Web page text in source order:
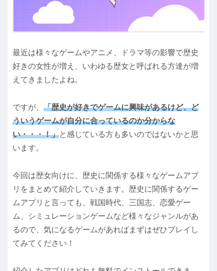
最近は様々なゲームやアニメ、ドラマ等の影響で歴史
好きの女性が増え、いわゆる歴女と呼ばれる方達が増
えてきましたよね。
ですが、 「歴史が好きでゲームに興味があるけど、ど
ういうゲームが自分に合っているのか分からな
い・・・！」と感じている方も多いのではないかと思
います。
今回は歴女向けに、歴史に関係する様々なゲームアプ
リをまとめて紹介していきます。歴史に関係するゲー
ムアプリと言っても、戦国時代、三国志、恋愛ゲー
ム、シミュレーションゲームなど様々なジャンルがあ
るので、気になるゲームがあればまずはぜひプレイし
てみてください！